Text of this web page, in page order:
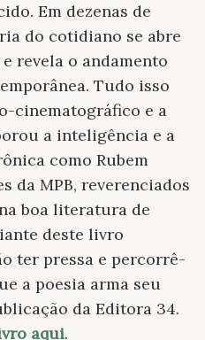
Em dezenas de
do cotidiano se abre
revela o andamento
Tudo isso
cinematográfico e a
a inteligência e a
como Rubem
da MPB, reverenciados
boa literatura de
deste livro
ter pressa e percorrê-
a poesia arma seu
da Editora 34.
aqui.